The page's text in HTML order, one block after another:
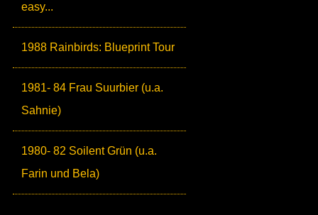
easy...
1988 Rainbirds: Blueprint Tour
1981- 84 Frau Suurbier (u.a.
Sahnie)
1980- 82 Soilent Grün (u.a.
Farin und Bela)